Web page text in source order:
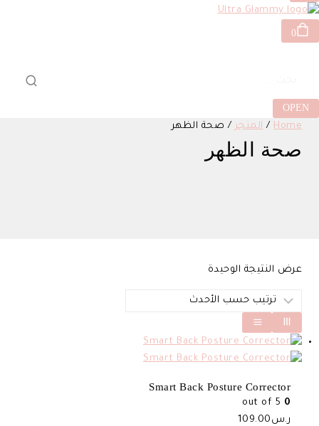
0
OPEN
Home
/ المتجر / صحة الظهر
صحة الظهر
عرض النتيجة الوحيدة
Smart Back Posture Corrector
0
ر.س 109.00